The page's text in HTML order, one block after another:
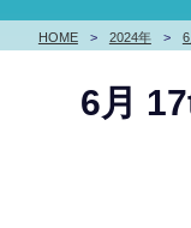
HOME > 2024年 > 6
6月